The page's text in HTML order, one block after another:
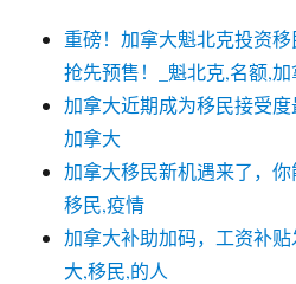
重磅！加拿大魁北克投资
抢先预售！_魁北克,名额,加
加拿大近期成为移民接受
加拿大
加拿大移民新机遇来了，
移民,疫情
加拿大补助加码，工资补
大,移民,的人